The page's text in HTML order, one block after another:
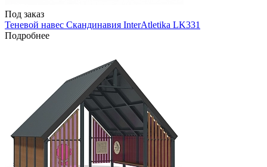
Под заказ
Теневой навес Скандинавия InterAtletika LK331
Подробнее